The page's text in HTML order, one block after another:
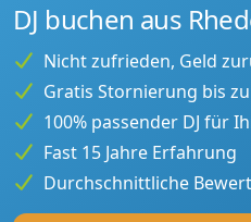
DJ buchen aus
Nicht zufrieden, Geld
Gratis Stornierung bis
100% passender DJ für
Fast 15 Jahre Erfahrung
Durchschnittliche